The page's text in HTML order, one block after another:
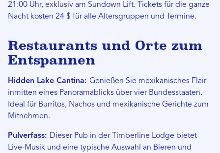
21:00 Uhr, exklusiv am Sundown Lift. Tickets für die ganze
Nacht kosten 24 $ für alle Altersgruppen und Termine.
Restaurants und Orte zum
Entspannen
Hidden Lake Cantina: Genießen Sie mexikanisches Flair
inmitten eines Panoramablicks über vier Bundesstaaten.
Ideal für Burritos, Nachos und mexikanische Gerichte zum
Mitnehmen.
Pulverfass: Dieser Pub in der Timberline Lodge bietet
Live-Musik und eine typische Auswahl an Bieren und